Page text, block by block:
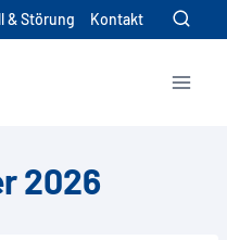
& Störung Kontakt
2026